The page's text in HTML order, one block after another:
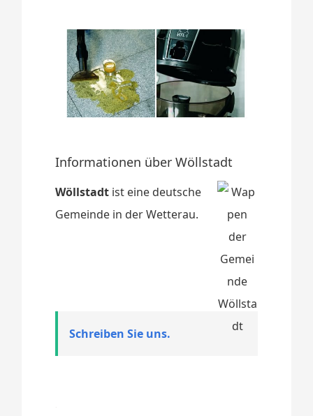
Informationen über Wöllstadt
Wöllstadt ist eine deutsche
Gemeinde in der Wetterau.
Schreiben Sie uns.